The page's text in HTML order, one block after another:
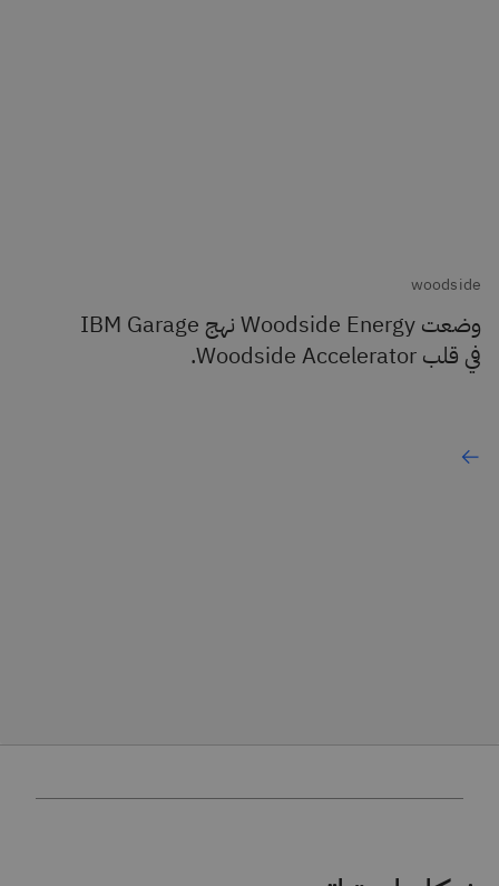
woodside
وضعت Woodside Energy نهج IBM Garage
في قلب Woodside Accelerator.